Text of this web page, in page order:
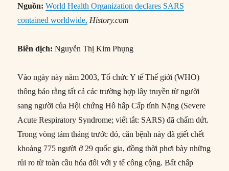
Nguồn: World Health Organization declares SARS
contained worldwide, History.com
Biên dịch: Nguyễn Thị Kim Phụng
Vào ngày này năm 2003, Tổ chức Y tế Thế giới (WHO)
thông báo rằng tất cả các trường hợp lây truyền từ người
sang người của Hội chứng Hô hấp Cấp tính Nặng (Severe
Acute Respiratory Syndrome; viết tắt: SARS) đã chấm dứt.
Trong vòng tám tháng trước đó, căn bệnh này đã giết chết
khoảng 775 người ở 29 quốc gia, đồng thời phơi bày những
rủi ro từ toàn cầu hóa đối với y tế công cộng. Bất chấp